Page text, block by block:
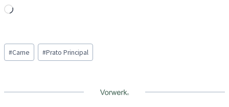
L
d
i
g
Post
Tags:
#Carne #Prato Principal